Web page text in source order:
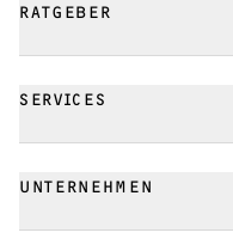
RATGEBER
SERVICES
UNTERNEHMEN